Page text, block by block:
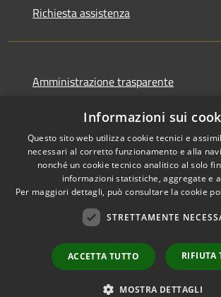
Richiesta assistenza
Amministrazione trasparente
Dichiarazione di accessibilità
Copyright
Informazioni sui
Questo sito web utilizza cookie tecnici e
necessari al corretto funzionamento e alla
nonché un cookie tecnico analitico al solo
informazioni statistiche, aggregate e
Per maggiori dettagli, può consultare la cookie
STRETTAMENTE
ACCETTA TUTTO RIFIUTA
MOSTRA DETTAGLI